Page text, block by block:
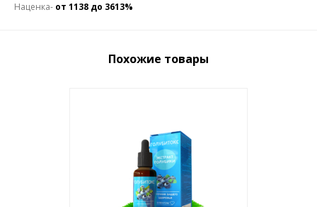
Наценка- от 1138 до 3613%
Похожие товары